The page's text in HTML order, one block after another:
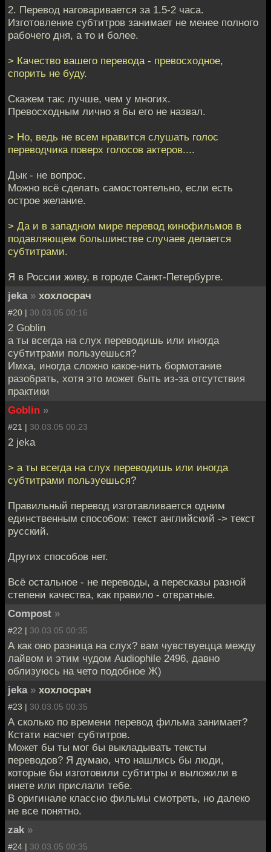
2. Перевод наговаривается за 1.5-2 часа.
Изготовление субтитров занимает не менее полного
рабочего дня, а то и более.
> Качество вашего перевода - превосходное,
спорить не буду.
Скажем так: лучше, чем у многих.
Превосходным лично я бы его не назвал.
> Но, ведь не всем нравится слушать голос
переводчика поверх голосов актеров....
Дык - не вопрос.
Можно всё сделать самостоятельно, если есть
острое желание.
> Да и в западном мире перевод кинофильмов в
подавляющем большинстве случаев делается
субтитрами.
Я в России живу, в городе Санкт-Петербурге.
jeka » хохлосрач
#20 | 30.03.05 00:16
2 Goblin
а ты всегда на слух переводишь или иногда
субтитрами пользуешься?
Имха, иногда сложно какое-нить бормотание
разобрать, хотя это может быть из-за отсутствия
практики
Goblin »
#21 | 30.03.05 00:23
2 jeka
> а ты всегда на слух переводишь или иногда
субтитрами пользуешься?
Правильный перевод изготавливается одним
единственным способом: текст английский -> текст
русский.
Других способов нет.
Всё остальное - не переводы, а пересказы разной
степени качества, как правило - отвратные.
Compost »
#22 | 30.03.05 00:35
А как оно разница на слух? вам чувствуецца между
лайвом и этим чудом Audiophile 2496, давно
облизуюсь на чето подобное Ж)
jeka » хохлосрач
#23 | 30.03.05 00:35
А сколько по времени перевод фильма занимает?
Кстати насчет субтитров.
Может бы ты мог бы выкладывать тексты
переводов? Я думаю, что нашлись бы люди,
которые бы изготовили субтитры и выложили в
инете или прислали тебе.
В оригинале классно фильмы смотреть, но далеко
не все понятно.
zak »
#24 | 30.03.05 00:35